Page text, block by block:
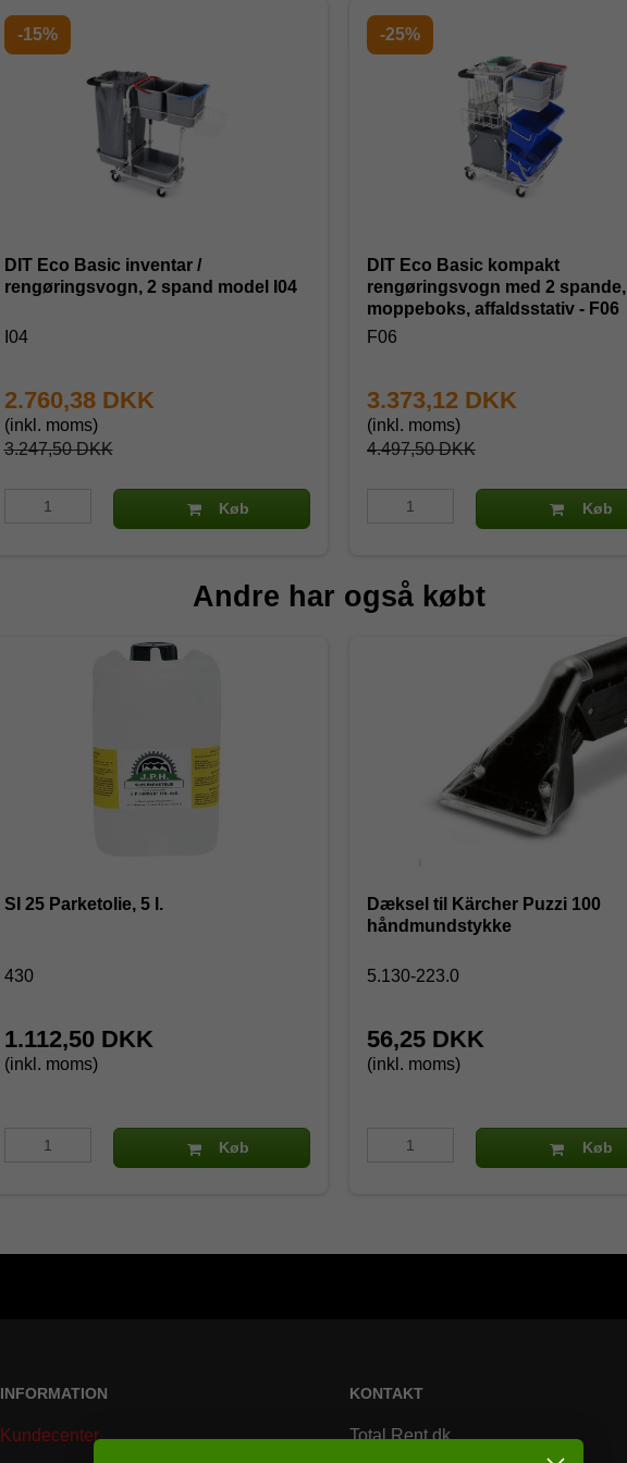
-15%
DIT Eco Basic inventar /
rengøringsvogn, 2 spand model I04
I04
3.247,50 DKK
2.760,38 DKK
(inkl. moms)
Køb
-25%
DIT Eco Basic kompakt
rengøringsvogn med 2 spande,
moppeboks, affaldsstativ - F06
F06
4.497,50 DKK
3.373,12 DKK
(inkl. moms)
Køb
Andre har også købt
SI 25 Parketolie, 5 l.
430
1.112,50 DKK
(inkl. moms)
Køb
Dæksel til Kärcher Puzzi 100
håndmundstykke
5.130-223.0
56,25 DKK
(inkl. moms)
Køb
INFORMATION
Kundecenter
KONTAKT
Total Rent.dk